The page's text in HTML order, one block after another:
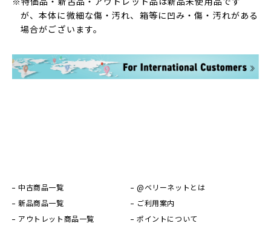
が、本体に微細な傷・汚れ、箱等に凹み・傷・汚れがある
場合がございます。
中古商品一覧
新品商品一覧
アウトレット商品一覧
@ベリーネットとは
ご利用案内
ポイントについて